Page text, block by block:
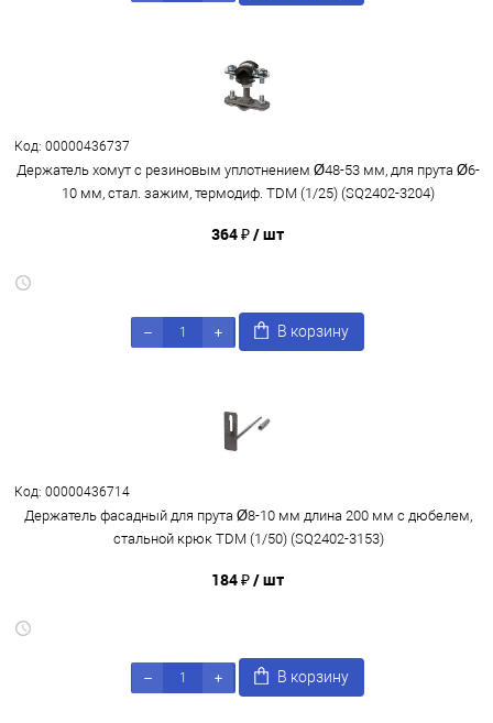
Код: 00000436737
Держатель хомут с резиновым уплотнением Ø48-53 мм, для прута Ø6-
10 мм, стал. зажим, термодиф. TDM (1/25) (SQ2402-3204)
364 ₽/ шт
В корзину
Код: 00000436714
Держатель фасадный для прута Ø8-10 мм длина 200 мм с дюбелем,
стальной крюк TDM (1/50) (SQ2402-3153)
184 ₽/ шт
В корзину